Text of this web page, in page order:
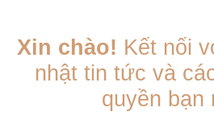
tùy
chọn
Xin chào! Kết nối
nhật tin tức và
quyền bạn